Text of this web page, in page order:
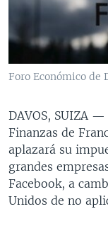
VENEZUELA
BRASIL
NICARAGUA
ECONOMÍA
TECNOLOGÍA
CIENCIA Y SALUD
MULTIMEDIA
VIDEOS
FOTOGRAFÍA
PROGRAMAS TV
EL MUNDO AL DÍA
VISIÓN 360
LAS CLAVES
PANORAMA
RADIO
AUDIONOTICIAS
BUENOS DÍAS
ESTADOS
EL MUNDO AL
DOCUMENTALES DE
Learning English
SÍGANOS
Foro Económico de
DAVOS, SUIZA —
Finanzas de
aplazará su
grandes
Facebook, a
Unidos de no